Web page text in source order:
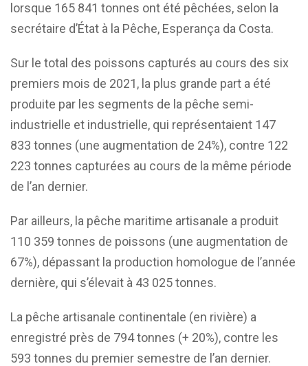
lorsque 165 841 tonnes ont été pêchées, selon la
secrétaire d’État à la Pêche, Esperança da Costa.
Sur le total des poissons capturés au cours des six
premiers mois de 2021, la plus grande part a été
produite par les segments de la pêche semi-
industrielle et industrielle, qui représentaient 147
833 tonnes (une augmentation de 24%), contre 122
223 tonnes capturées au cours de la même période
de l’an dernier.
Par ailleurs, la pêche maritime artisanale a produit
110 359 tonnes de poissons (une augmentation de
67%), dépassant la production homologue de l’année
dernière, qui s’élevait à 43 025 tonnes.
La pêche artisanale continentale (en rivière) a
enregistré près de 794 tonnes (+ 20%), contre les
593 tonnes du premier semestre de l’an dernier.